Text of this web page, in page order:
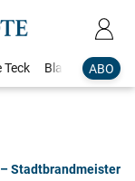
ABO
Teck Blaulicht
Stadtbrandmeister